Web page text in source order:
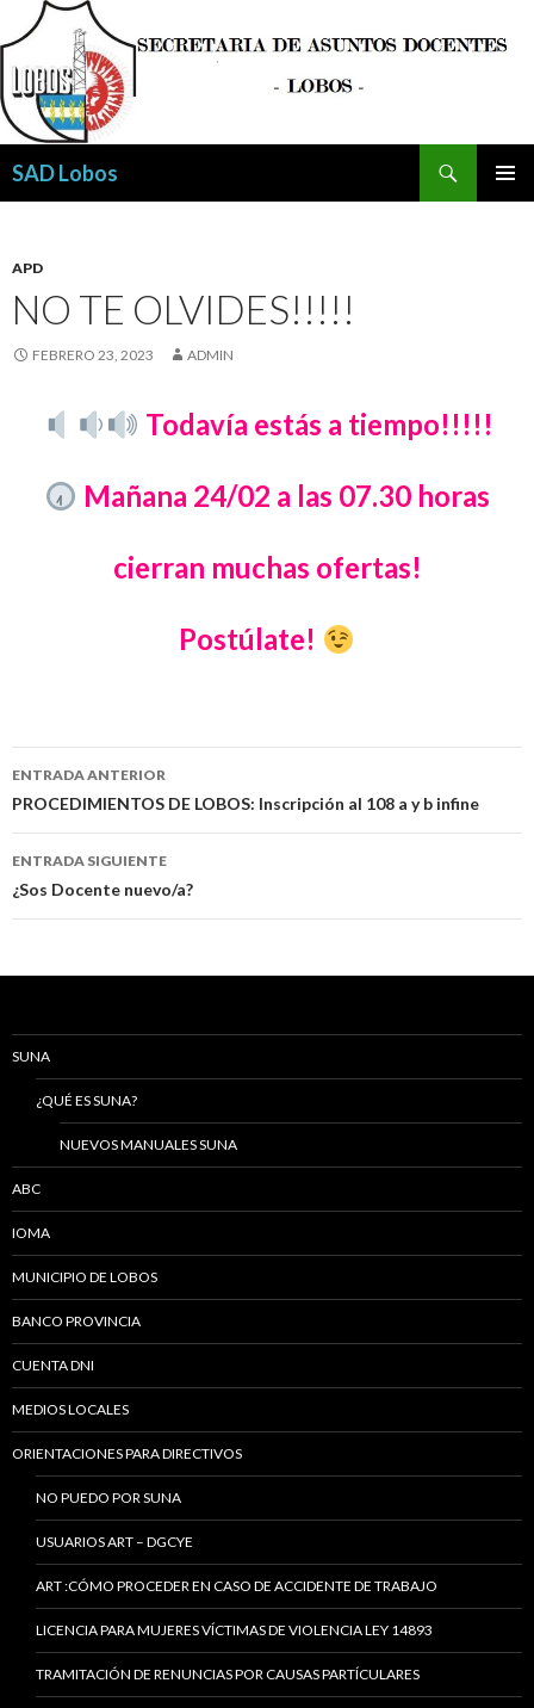
SAD Lobos
APD
NO TE OLVIDES!!!!!
FEBRERO 23, 2023 ADMIN
Todavía estás a tiempo!!!!!
Mañana 24/02 a las 07.30 horas
cierran muchas ofertas!
Postúlate!
Navegación
de
entradas
ENTRADA ANTERIOR
PROCEDIMIENTOS DE LOBOS: Inscripción al 108 a y b infine
ENTRADA SIGUIENTE
¿Sos Docente nuevo/a?
SUNA
¿QUÉ ES SUNA?
NUEVOS MANUALES SUNA
ABC
IOMA
MUNICIPIO DE LOBOS
BANCO PROVINCIA
CUENTA DNI
MEDIOS LOCALES
ORIENTACIONES PARA DIRECTIVOS
NO PUEDO POR SUNA
USUARIOS ART – DGCYE
ART :CÓMO PROCEDER EN CASO DE ACCIDENTE DE TRABAJO
LICENCIA PARA MUJERES VÍCTIMAS DE VIOLENCIA LEY 14893
TRAMITACIÓN DE RENUNCIAS POR CAUSAS PARTÍCULARES